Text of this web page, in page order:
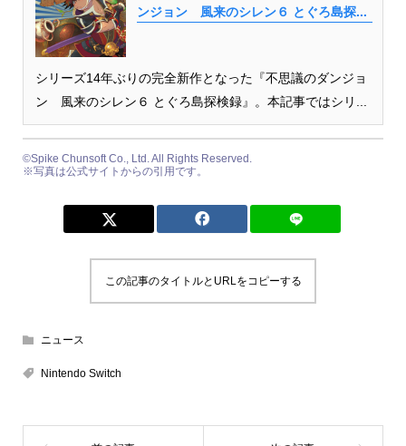
ンジョン 風来のシレン６ とぐろ島探...
シリーズ14年ぶりの完全新作となった『不思議のダンジョ
ン 風来のシレン６ とぐろ島探検録』。本記事ではシリ...
©Spike Chunsoft Co., Ltd. All Rights Reserved.
※写真は公式サイトからの引用です。
この記事のタイトルとURLをコピーする
ニュース
Nintendo Switch